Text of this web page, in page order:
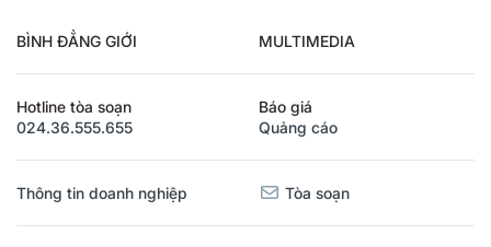
BÌNH ĐẲNG GIỚI MULTIMEDIA
Hotline tòa soạn
024.36.555.655
Báo giá
Quảng cáo
Thông tin doanh nghiệp Tòa soạn